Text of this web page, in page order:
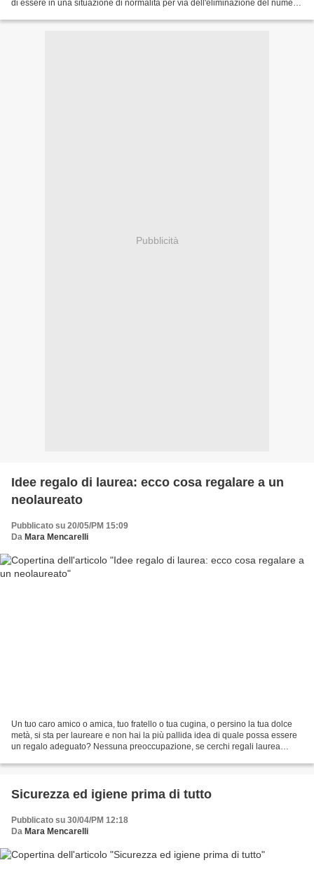
di essere in una situazione di normalità per via dell'eliminazione del numero
Pubblicità
Idee regalo di laurea: ecco cosa regalare a un
neolaureato
Pubblicato su 20/05/PM 15:09
Da Mara Mencarelli
Un tuo caro amico o amica, tuo fratello o tua cugina, o persino la tua dolce
metà, si sta per laureare e non hai la più pallida idea di quale possa essere
un regalo adeguato? Nessuna preoccupazione, se cerchi regali laurea
Sicurezza ed igiene prima di tutto
Pubblicato su 30/04/PM 12:18
Da Mara Mencarelli